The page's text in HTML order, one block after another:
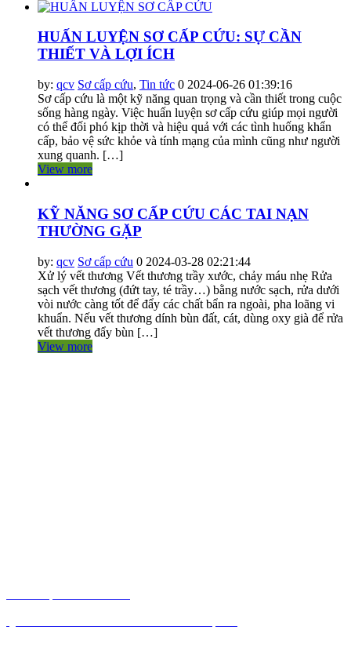
HUẤN LUYỆN SƠ CẤP CỨU: SỰ CẦN
THIẾT VÀ LỢI ÍCH
by: qcv Sơ cấp cứu, Tin tức 0 2024-06-26 01:39:16
Sơ cấp cứu là một kỹ năng quan trọng và cần thiết trong cuộc
sống hàng ngày. Việc huấn luyện sơ cấp cứu giúp mọi người
có thể đối phó kịp thời và hiệu quả với các tình huống khẩn
cấp, bảo vệ sức khỏe và tính mạng của mình cũng như người
xung quanh. […]
View more
KỸ NĂNG SƠ CẤP CỨU CÁC TAI NẠN
THƯỜNG GẶP
by: qcv Sơ cấp cứu 0 2024-03-28 02:21:44
Xử lý vết thương Vết thương trầy xước, chảy máu nhẹ Rửa
sạch vết thương (đứt tay, té trầy…) bằng nước sạch, rửa dưới
vòi nước càng tốt để đẩy các chất bẩn ra ngoài, pha loãng vi
khuẩn. Nếu vết thương dính bùn đất, cát, dùng oxy già để rửa
vết thương đẩy bùn […]
View more